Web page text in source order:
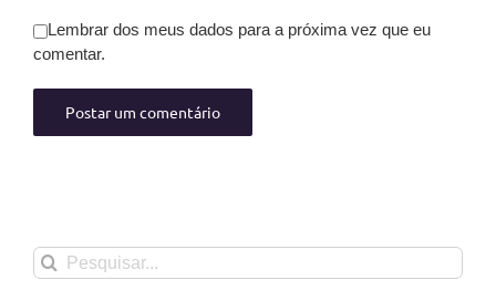
Lembrar dos meus dados para a próxima vez que eu
comentar.
Buscar
resultados